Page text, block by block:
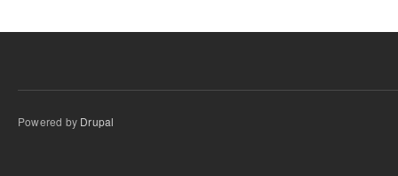
Powered by Drupal